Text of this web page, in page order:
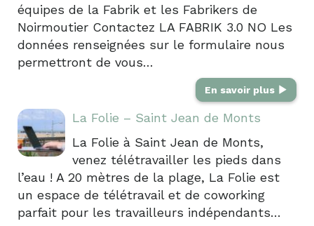
équipes de la Fabrik et les Fabrikers de
Noirmoutier Contactez LA FABRIK 3.0 NO Les
données renseignées sur le formulaire nous
permettront de vous…
En savoir plus
La Folie – Saint Jean de Monts
La Folie à Saint Jean de Monts,
venez télétravailler les pieds dans
l’eau ! A 20 mètres de la plage, La Folie est
un espace de télétravail et de coworking
parfait pour les travailleurs indépendants…